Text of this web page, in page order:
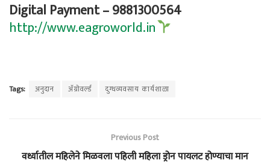
Digital Payment – 9881300564
http://www.eagroworld.in
Tags: अनुदान अ‍ॅग्रोवर्ल्ड दुग्धव्यवसाय कार्यशाळा
Previous Post
वर्ध्यातील महिलेने मिळवला पहिली महिला ड्रोन पायलट होण्याचा मान